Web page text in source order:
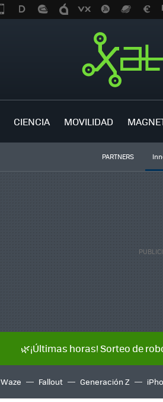
CIENCIA MOVILIDAD
PARTNERS
🌿¡Últimas horas! Sorteo de
Waze Fallout Generación Z